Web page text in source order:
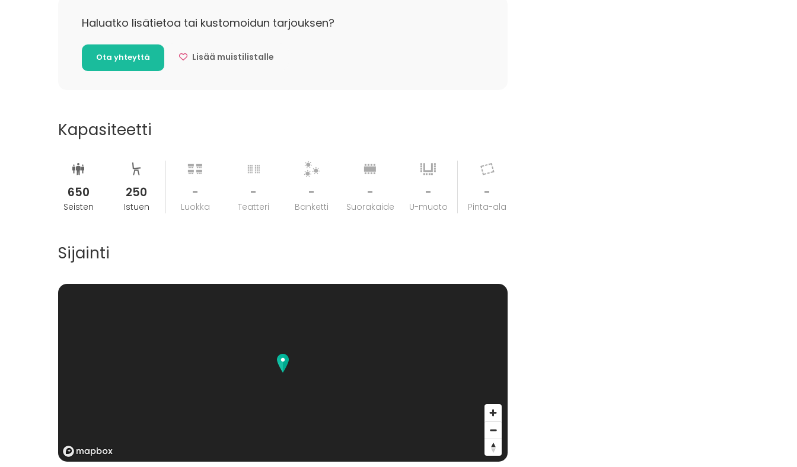
Haluatko lisätietoa tai kustomoidun tarjouksen?
Ota yhteyttä Lisää muistilistalle
Kapasiteetti
650
Seisten
250
Istuen
-
Luokka
-
Teatteri
-
Banketti
-
Suorakaide
-
U-muoto
-
Pinta-ala
Sijainti